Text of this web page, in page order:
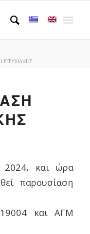
ΠΤΥΧΙΑΚΗΣ
2024, και ώρα
παρουσίαση
και ΑΓΜ